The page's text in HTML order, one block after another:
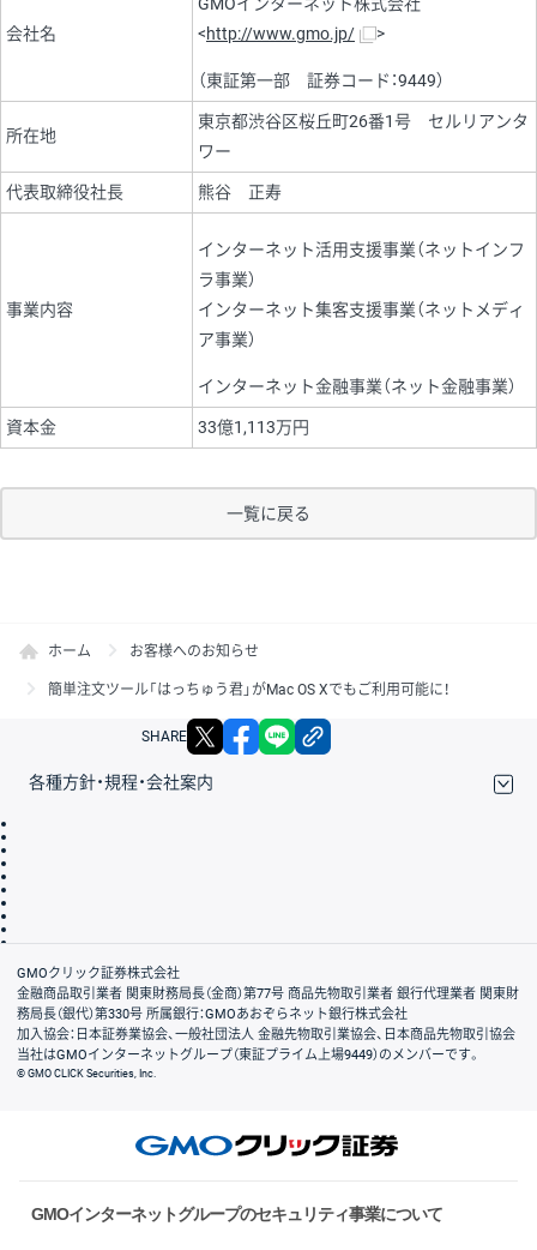
会社名
<http://www.gmo.jp/ >
（東証第一部 証券コード：9449）
所在地
東京都渋谷区桜丘町26番1号 セルリアンタ
ワー
代表取締役社長 熊谷 正寿
事業内容
インターネット活用支援事業（ネットインフ
ラ事業）
インターネット集客支援事業（ネットメディ
ア事業）
インターネット金融事業（ネット金融事業）
資本金 33億1,113万円
一覧に戻る
ホーム お客様へのお知らせ
簡単注文ツール「はっちゅう君」がMac OS Xでもご利用可能に！
SHARE X facebook
各種方針・規程・会社案内
会社案内
GMOクリック証券株式会社
金融商品取引業者 関東財務局長（金商）第77号 商品先物取引業者 銀行代理業者 関東財
務局長（銀代）第330号 所属銀行：GMOあおぞらネット銀行株式会社
加入協会：日本証券業協会、一般社団法人 金融先物取引業協会、日本商品先物取引協会
当社はGMOインターネットグループ（東証プライム上場9449）のメンバーです。
© GMO CLICK Securities, Inc.
GMOインターネットグループのセキュリティ事業について